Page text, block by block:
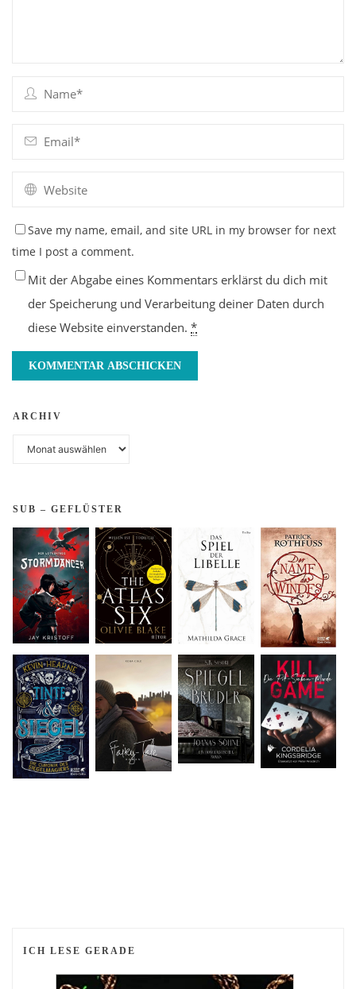
Save my name, email, and site URL in my browser for next
time I post a comment.
Mit der Abgabe eines Kommentars erklärst du dich mit
der Speicherung und Verarbeitung deiner Daten durch
diese Website einverstanden.*
ARCHIV
SUB – GEFLÜSTER
ICH LESE GERADE